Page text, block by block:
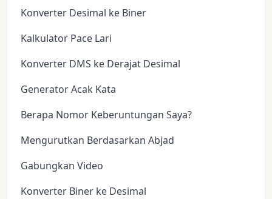
Konverter Desimal ke Biner
Kalkulator Pace Lari
Konverter DMS ke Derajat Desimal
Generator Acak Kata
Berapa Nomor Keberuntungan Saya?
Mengurutkan Berdasarkan Abjad
Gabungkan Video
Konverter Biner ke Desimal